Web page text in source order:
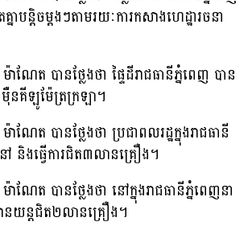
នាបន្តិចម្តងៗតាមរយៈការកសាងហេដ្ឋារចនា
ែត បានថ្លែងថា ផ្ទៃដីរាជធានីភ្នំពេញ បាន
គីឡូម៉ែត្រក្រឡា។
ែត បានថ្លែងថា ប្រជាពលរដ្ឋក្នុងរាជធានី
និងធ្វើការជិត៣លានគ្រឿង។
ែត បានថ្លែងថា នៅក្នុងរាជធានីភ្នំពេញនា
នយន្តជិត២លានគ្រឿង។